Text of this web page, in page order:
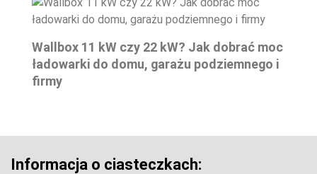
Wallbox 11 kW czy 22 kW? Jak dobrać moc
ładowarki do domu, garażu podziemnego i
firmy
Informacja o ciasteczkach: